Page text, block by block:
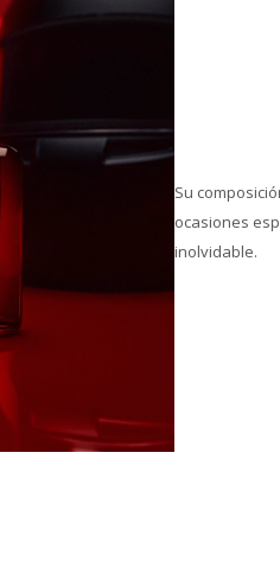
Su
ocasiones
inolvidable.